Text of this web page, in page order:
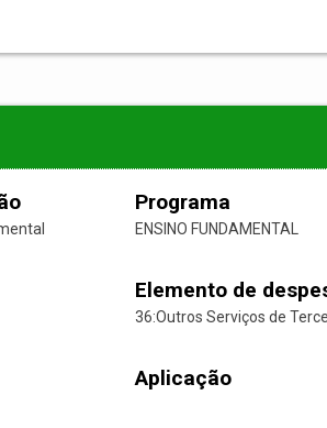
Programa
ENSINO FUNDAMENTAL
Elemento de
36:Outros Serviços de
Aplicação